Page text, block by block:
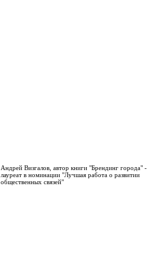
Андрей Визгалов, автор книги "Брендинг города" -
лауреат в номинации "Лучшая работа о развитии
общественных связей"